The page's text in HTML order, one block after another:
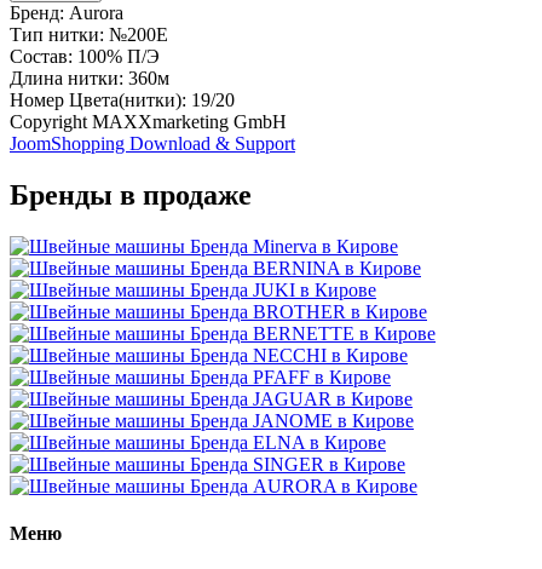
Бренд: Aurora
Тип нитки: №200E
Состав: 100% П/Э
Длина нитки: 360м
Номер Цвета(нитки): 19/20
Copyright MAXXmarketing GmbH
JoomShopping Download & Support
Бренды в продаже
Меню